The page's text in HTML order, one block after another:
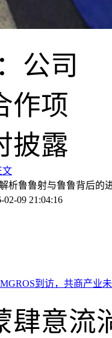
文
析鲁鲁射与鲁鲁背后的
02-09 21:04:16
肆意流